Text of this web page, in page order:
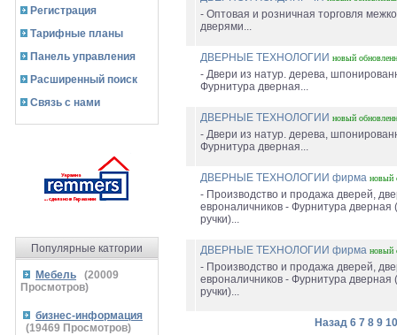
Регистрация
Тарифные планы
Панель управления
Расширенный поиск
Связь с нами
Популярные катгории
Мебель (20009
Просмотров)
бизнес-информация
(19469 Просмотров)
- Оптовая и розничная торговля
дверями...
ДВЕРНЫЕ ТЕХНОЛОГИИ новый
- Двери из натур. дерева,
Фурнитура дверная...
ДВЕРНЫЕ ТЕХНОЛОГИИ новый
- Двери из натур. дерева,
Фурнитура дверная...
ДВЕРНЫЕ ТЕХНОЛОГИИ фирма новый
- Производство и продажа дверей,
евроналичников - Фурнитура дверная
ручки)...
ДВЕРНЫЕ ТЕХНОЛОГИИ фирма новый
- Производство и продажа дверей,
евроналичников - Фурнитура дверная
ручки)...
Назад 6 7 8 9 10